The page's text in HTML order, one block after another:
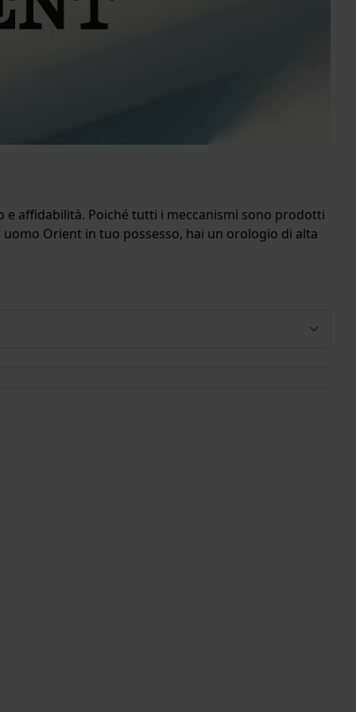
affidabilità. Poiché tutti i meccanismi sono prodotti
Orient in tuo possesso, hai un orologio di alta